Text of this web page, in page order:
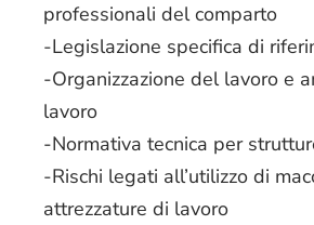
professionali del comparto
-Legislazione specifica di
-Organizzazione del lavoro e
lavoro
-Normativa tecnica per
-Rischi legati all’utilizzo di
attrezzature di lavoro